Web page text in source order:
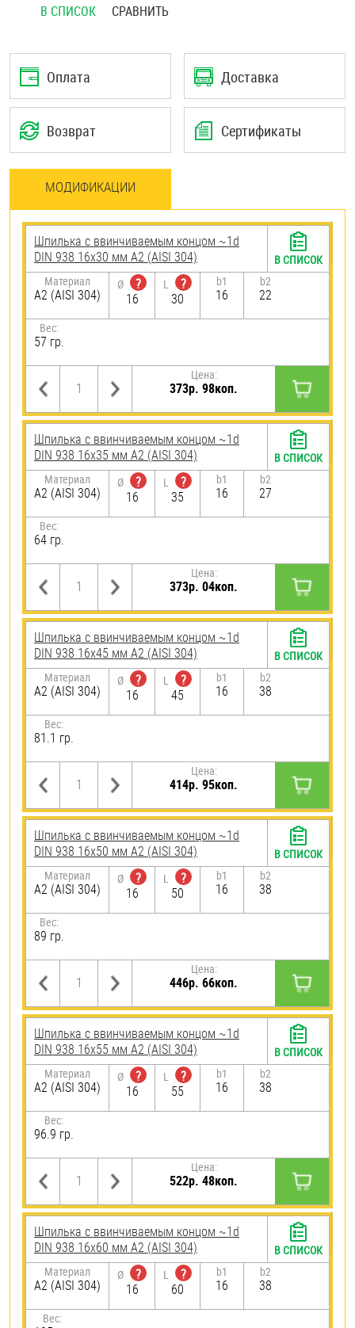
В СПИСОК СРАВНИТЬ
Оплата Доставка
Возврат Сертификаты
МОДИФИКАЦИИ
Шпилька c ввинчиваемым концом ~1d
DIN 938 16х30 мм А2 (AISI 304)
Материал
А2 (AISI 304)
Ø
?
16
L
?
30
b1
16
b2
22
Вес:
57 гр.
Цена:
373р. 98коп.
В СПИСОК
Шпилька c ввинчиваемым концом ~1d
DIN 938 16х35 мм А2 (AISI 304)
Материал
А2 (AISI 304)
Ø
?
16
L
?
35
b1
16
b2
27
Вес:
64 гр.
Цена:
373р. 04коп.
В СПИСОК
Шпилька c ввинчиваемым концом ~1d
DIN 938 16х45 мм А2 (AISI 304)
Материал
А2 (AISI 304)
Ø
?
16
L
?
45
b1
16
b2
38
Вес:
81.1 гр.
Цена:
414р. 95коп.
В СПИСОК
Шпилька c ввинчиваемым концом ~1d
DIN 938 16х50 мм А2 (AISI 304)
Материал
А2 (AISI 304)
Ø
?
16
L
?
50
b1
16
b2
38
Вес:
89 гр.
Цена:
446р. 66коп.
В СПИСОК
Шпилька c ввинчиваемым концом ~1d
DIN 938 16х55 мм А2 (AISI 304)
Материал
А2 (AISI 304)
Ø
?
16
L
?
55
b1
16
b2
38
Вес:
96.9 гр.
Цена:
522р. 48коп.
В СПИСОК
Шпилька c ввинчиваемым концом ~1d
DIN 938 16х60 мм А2 (AISI 304)
Материал
А2 (AISI 304)
Ø
?
16
L
?
60
b1
16
b2
38
Вес:
В СПИСОК